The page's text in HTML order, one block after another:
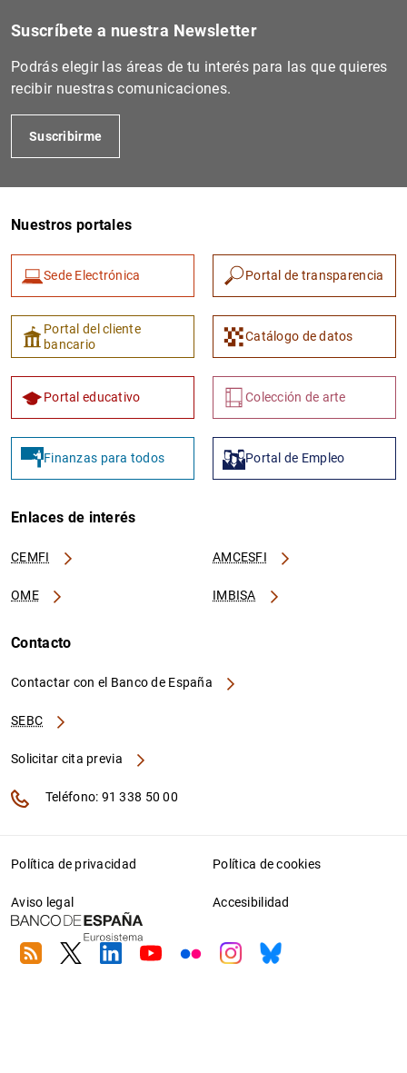
Suscríbete a nuestra Newsletter
Podrás elegir las áreas de tu interés para las que quieres
recibir nuestras comunicaciones.
Suscribirme
Nuestros portales
Sede Electrónica Portal de transparencia
Portal del cliente
bancario
Catálogo de datos
Portal educativo Colección de arte
Finanzas para todos Portal de Empleo
Enlaces de interés
CEMFI AMCESFI
OME IMBISA
Contacto
Contactar con el Banco de España
SEBC
Solicitar cita previa
Teléfono: 91 338 50 00
Política de privacidad Política de cookies
Aviso legal Accesibilidad
RSS TwitterLinkedin
YoutubeFlickrInstagram
Bluesky